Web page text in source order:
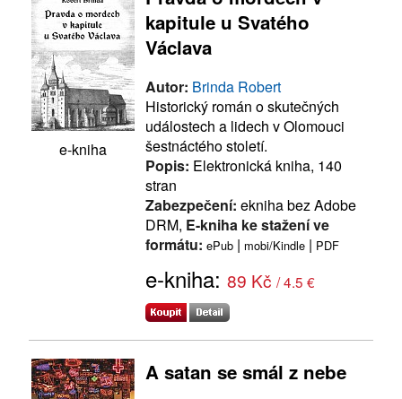
e-kniha
kapitule u Svatého
Václava
Autor: Brinda Robert
Historický román o skutečných
událostech a lidech v Olomouci
šestnáctého století.
Popis: Elektronická kniha, 140
stran
Zabezpečení: ekniha bez Adobe
DRM, E-kniha ke stažení ve
formátu: ePub | mobi/Kindle | PDF
e-kniha: 89 Kč / 4.5 €
A satan se smál z nebe